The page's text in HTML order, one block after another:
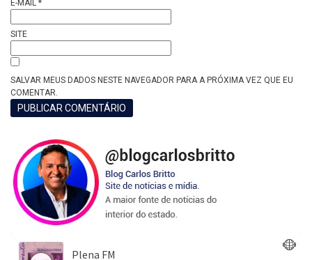
E-MAIL *
SITE
SALVAR MEUS DADOS NESTE NAVEGADOR PARA A PRÓXIMA VEZ QUE EU
COMENTAR.